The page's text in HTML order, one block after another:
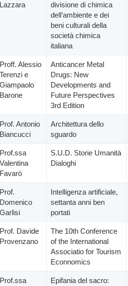
Lazzara
divisione di chimica
dell’ambiente e dei
beni culturali della
società chimica
italiana
Proff. Alessio
Terenzi e
Giampaolo
Barone
Anticancer Metal
Drugs: New
Developments and
Future Perspectives
3rd Edition
Prof. Antonio
Biancucci
Architettura dello
sguardo
Prof.ssa
Valentina
Favarò
S.U.D. Storie Umanità
Dialoghi
Prof.
Domenico
Garlisi
Intelligenza artificiale,
settanta anni ben
portati
Prof. Davide
Provenzano
The 10th Conference
of the International
Associatio for Tourism
Econnomics
Prof.ssa
Epifania del sacro: